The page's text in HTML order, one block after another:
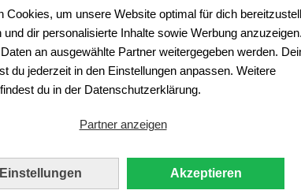
Cookies, um unsere Website optimal für dich
und dir personalisierte Inhalte sowie Werbung anzuzeigen.
an ausgewählte Partner weitergegeben werden.
du jederzeit in den Einstellungen anpassen. Weitere
du in der Datenschutzerklärung.
Partner anzeigen
Einstellungen Akzeptieren
der eckigen Leiste. Präsentiere Deine
auch Präsentationsgrafiken